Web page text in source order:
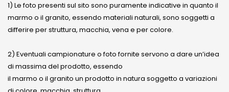
1) Le foto presenti sul sito sono puramente indicative in quanto il
marmo o il granito, essendo materiali naturali, sono soggetti a
differire per struttura, macchia, vena e per colore.
2) Eventuali campionature o foto fornite servono a dare un’idea
di massima del prodotto, essendo
il marmo o il granito un prodotto in natura soggetto a variazioni